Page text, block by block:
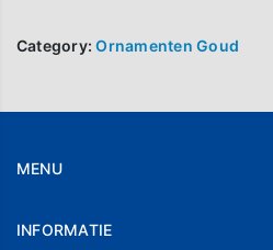
Category:Ornamenten Goud
MENU
Webshop
INFORMATIE